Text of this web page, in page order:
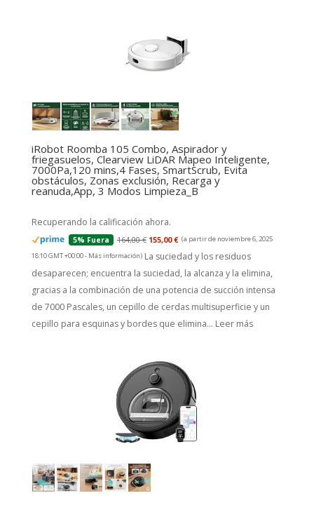
iRobot Roomba 105 Combo, Aspirador y
friegasuelos, Clearview LiDAR Mapeo Inteligente,
7000Pa,120 mins,4 Fases, SmartScrub, Evita
obstáculos, Zonas exclusión, Recarga y
reanuda,App, 3 Modos Limpieza_B
Recuperando la calificación ahora.
5% Fuera 164,00 € 155,00 € (a partir de noviembre 6, 2025
18:10 GMT +00:00 - Más información) La suciedad y los residuos
desaparecen; encuentra la suciedad, la alcanza y la elimina,
gracias a la combinación de una potencia de succión intensa
de 7000 Pascales, un cepillo de cerdas multisuperficie y un
cepillo para esquinas y bordes que elimina... Leer más